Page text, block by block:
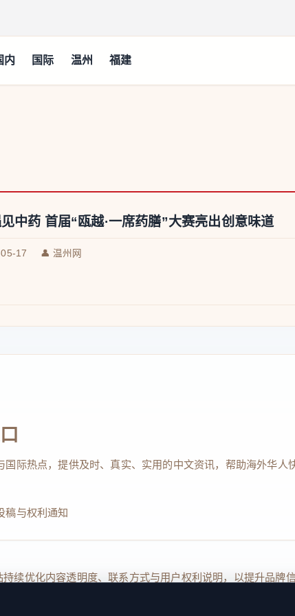
内 国际 温州 福建
中药 首届“瓯越·一席药膳”大赛亮出创意味道
17 👤 温州网
际热点，提供及时、真实、实用的中文资讯，帮助海外华人
稿与权利通知
续优化内容透明度、联系方式与用户权利说明，以提升品牌